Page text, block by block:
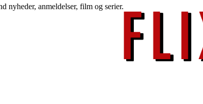
nyheder, anmeldelser, film og serier.